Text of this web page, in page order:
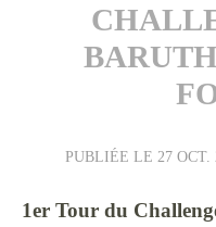
PUBLIÉE LE 27 OCT.
1er Tour du